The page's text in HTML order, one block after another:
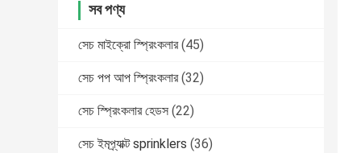
সব পণ্য
সেচ মাইক্রো স্প্রিংকলার (45)
সেচ পপ আপ স্প্রিংকলার (32)
সেচ স্প্রিংকলার হেডস (22)
সেচ ইমপ্র্যাক্ট sprinklers (36)